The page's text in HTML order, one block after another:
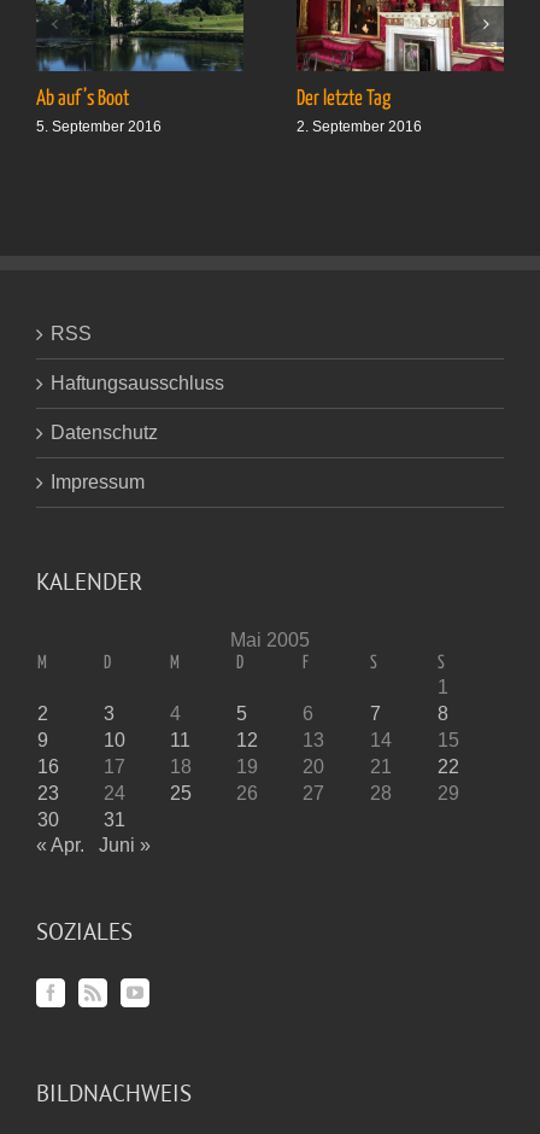
Ab auf’s Boot
5. September 2016
Der letzte Tag
2. September 2016
RSS
Haftungsausschluss
Datenschutz
Impressum
KALENDER
Mai 2005
M D M D F S S
1
2
3 4 5 6 7
8
9
10 11 12 13 14
15
16
17 18 19 20 21
22
23
24 25 26 27 28
29
30
31
« Apr.
Juni »
SOZIALES
BILDNACHWEIS